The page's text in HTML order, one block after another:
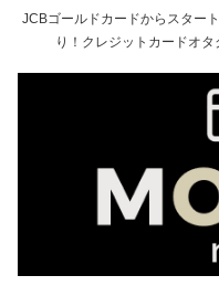
JCBゴールドカードからスター
り！クレジットカードオタ